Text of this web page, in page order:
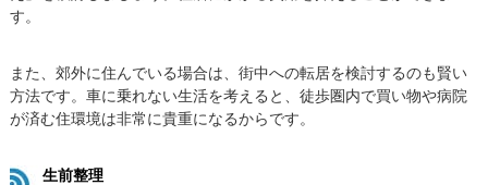
す。
また、郊外に住んでいる場合は、街中への転居を検討するのも賢い
方法です。車に乗れない生活を考えると、徒歩圏内で買い物や病院
が済む住環境は非常に貴重になるからです。
生前整理